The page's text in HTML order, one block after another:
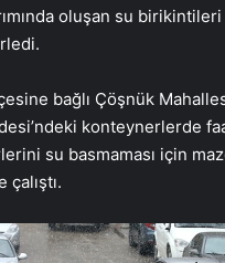
oluşan​​​​​​​ su
bağlı Çöşnük
konteynerlerde
su basmaması için